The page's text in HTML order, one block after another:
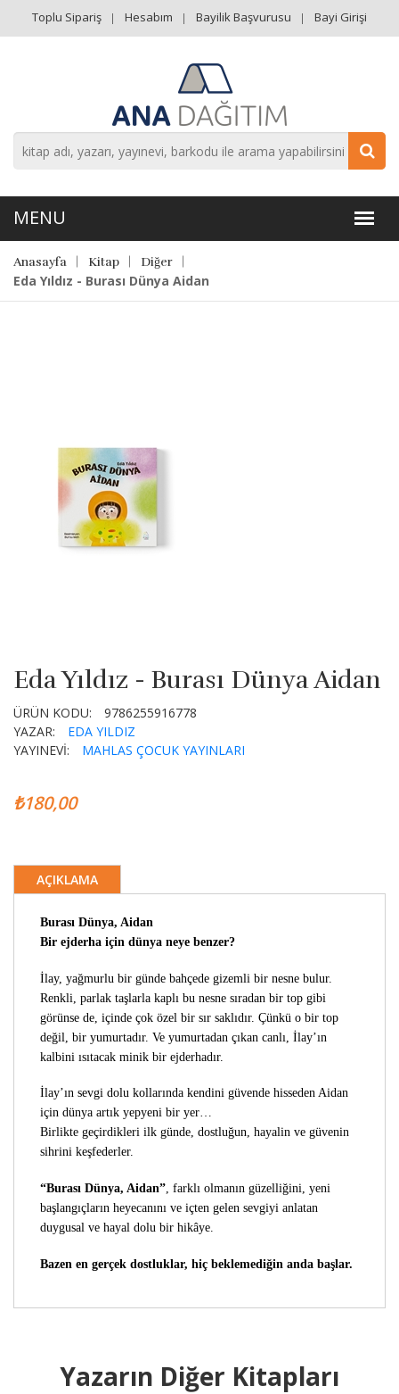
Toplu Sipariş Hesabım Bayilik Başvurusu Bayi Girişi
Anasayfa Kitap Diğer
Eda Yıldız - Burası Dünya Aidan
Eda Yıldız - Burası Dünya Aidan
ÜRÜN KODU:
9786255916778
YAZAR:
EDA YILDIZ
YAYINEVİ:
MAHLAS ÇOCUK YAYINLARI
₺180,00
AÇIKLAMA
Burası Dünya, Aidan
Bir ejderha için dünya neye benzer?
İlay, yağmurlu bir günde bahçede gizemli bir nesne bulur.
Renkli, parlak taşlarla kaplı bu nesne sıradan bir top gibi
görünse de, içinde çok özel bir sır saklıdır. Çünkü o bir top
değil, bir yumurtadır. Ve yumurtadan çıkan canlı, İlay’ın
kalbini ısıtacak minik bir ejderhadır.
İlay’ın sevgi dolu kollarında kendini güvende hisseden Aidan
için dünya artık yepyeni bir yer…
Birlikte geçirdikleri ilk günde, dostluğun, hayalin ve güvenin
sihrini keşfederler.
“Burası Dünya, Aidan” , farklı olmanın güzelliğini, yeni
başlangıçların heyecanını ve içten gelen sevgiyi anlatan
duygusal ve hayal dolu bir hikâye.
Bazen en gerçek dostluklar, hiç beklemediğin anda başlar.
Yazarın Diğer Kitapları